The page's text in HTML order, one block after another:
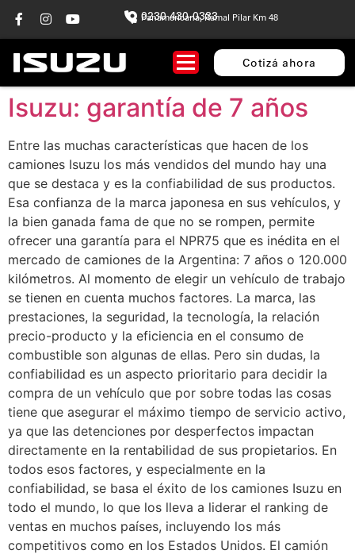
0230 430-0333
Panamericana, Ramal Pilar Km 48
Cotizá ahora
Isuzu: garantía de 7 años
Entre las muchas características que hacen de los
camiones Isuzu los más vendidos del mundo hay una
que se destaca y es la confiabilidad de sus productos.
Esa confianza de la marca japonesa en sus vehículos, y
la bien ganada fama de que no se rompen, permite
ofrecer una garantía para el NPR75 que es inédita en el
mercado de camiones de la Argentina: 7 años o 120.000
kilómetros. Al momento de elegir un vehículo de trabajo
se tienen en cuenta muchos factores. La marca, las
prestaciones, la seguridad, la tecnología, la relación
precio-producto y la eficiencia en el consumo de
combustible son algunas de ellas. Pero sin dudas, la
confiabilidad es un aspecto prioritario para decidir la
compra de un vehículo que por sobre todas las cosas
tiene que asegurar el máximo tiempo de servicio activo,
ya que las detenciones por desperfectos impactan
directamente en la rentabilidad de sus propietarios. En
todos esos factores, y especialmente en la
confiabilidad, se basa el éxito de los camiones Isuzu en
todo el mundo, lo que los lleva a liderar el ranking de
ventas en muchos países, incluyendo los más
competitivos como en los Estados Unidos. El camión